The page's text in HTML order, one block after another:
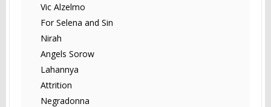
Vic Alzelmo
For Selena and Sin
Nirah
Angels Sorow
Lahannya
Attrition
Negradonna